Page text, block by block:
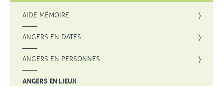
AIDE MÉMOIRE
ANGERS EN DATES
ANGERS EN PERSONNES
ANGERS EN LIEUX